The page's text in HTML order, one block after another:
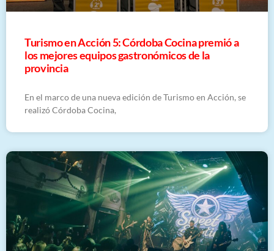
Turismo en Acción 5: Córdoba Cocina premió a
los mejores equipos gastronómicos de la
provincia
En el marco de una nueva edición de Turismo en Acción, se
realizó Córdoba Cocina,